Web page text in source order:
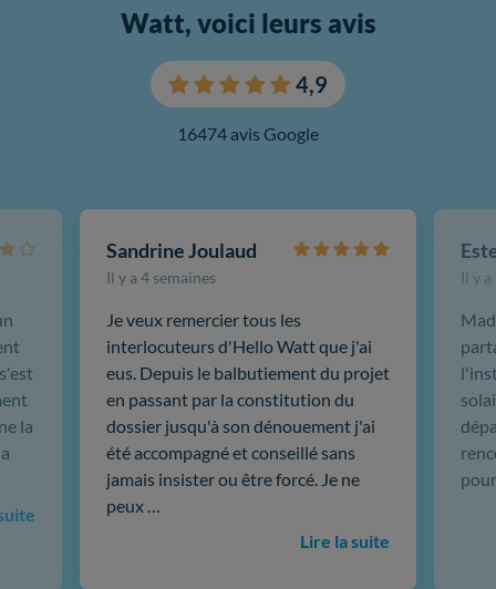
Watt, voici leurs avis
4,9
16474 avis Google
Sandrine Joulaud
Il y a 4 semaines
Je veux remercier tous les
interlocuteurs d'Hello Watt que j'ai
eus. Depuis le balbutiement du projet
en passant par la constitution du
dossier jusqu'à son dénouement j'ai
été accompagné et conseillé sans
jamais insister ou être forcé. Je ne
peux …
Lire la suite
Il y
la